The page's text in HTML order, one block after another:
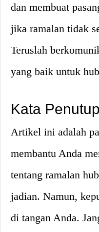
dan membuat
jika ramalan tidak
Teruslah
yang baik untuk
Kata Penutup
Artikel ini adalah
membantu Anda
tentang ramalan
jadian. Namun,
di tangan Anda.